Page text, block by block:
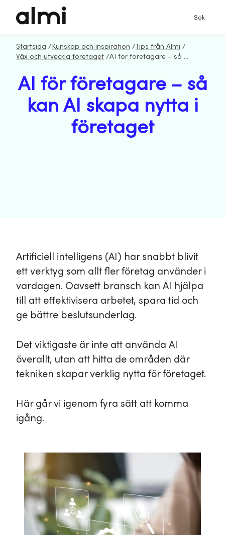
Sök
Startsida / Kunskap och inspiration /Tips från Almi /
Väx och utveckla företaget / AI för företagare – så kan AI skapa nytta i företaget
AI för företagare – så
kan AI skapa nytta i
företaget
Artificiell intelligens (AI) har snabbt blivit
ett verktyg som allt fler företag använder i
vardagen. Oavsett bransch kan AI hjälpa
till att effektivisera arbetet, spara tid och
ge bättre beslutsunderlag.
Det viktigaste är inte att använda AI
överallt, utan att hitta de områden där
tekniken skapar verklig nytta för företaget.
Här går vi igenom fyra sätt att komma
igång.